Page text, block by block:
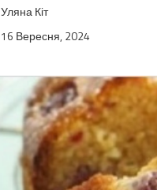
Уляна Кіт
16 Вересня, 2024